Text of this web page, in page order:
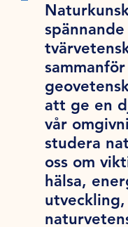
att ge en
vår
studera
oss om
hälsa,